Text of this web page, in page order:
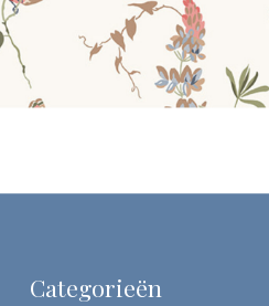
Categorieën